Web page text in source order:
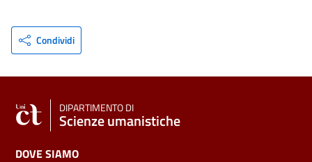
Condividi
DIPARTIMENTO DI
Scienze umanistiche
DOVE SIAMO